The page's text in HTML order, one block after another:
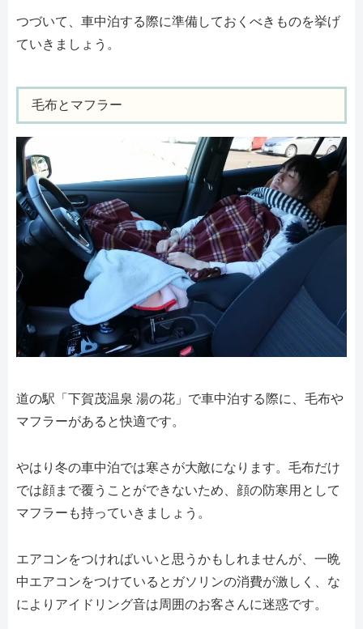
つづいて、車中泊する際に準備しておくべきものを挙げ
ていきましょう。
毛布とマフラー
道の駅「下賀茂温泉 湯の花」で車中泊する際に、毛布や
マフラーがあると快適です。
やはり冬の車中泊では寒さが大敵になります。毛布だけ
では顔まで覆うことができないため、顔の防寒用として
マフラーも持っていきましょう。
エアコンをつければいいと思うかもしれませんが、一晩
中エアコンをつけているとガソリンの消費が激しく、な
によりアイドリング音は周囲のお客さんに迷惑です。